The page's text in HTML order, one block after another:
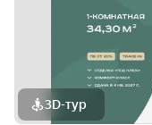
3D-тур